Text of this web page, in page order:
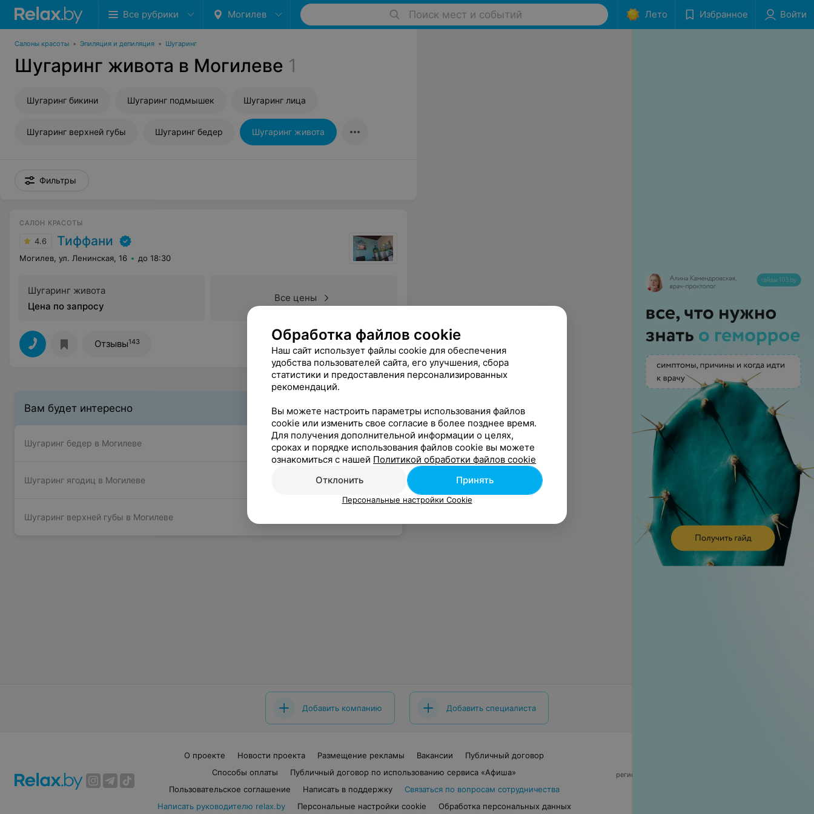
Все рубрики Могилев Поиск мест и событий Лето Избранное Войти
Салоны красоты • Эпиляция и депиляция • Шугаринг
Шугаринг живота в Могилеве 1
Шугаринг бикини Шугаринг подмышек Шугаринг лица
Шугаринг верхней губы Шугаринг бедер Шугаринг живота
Фильтры
САЛОН КРАСОТЫ
4.6 Тиффани
Могилев, ул. Ленинская, 16 до 18:30
Шугаринг живота
Цена по запросу
Все цены
Отзывы143
Вам будет интересно
Шугаринг бедер в Могилеве
Шугаринг ягодиц в Могилеве
Шугаринг верхней губы в Могилеве
Добавить компанию Добавить специалиста
О проекте Новости проекта Размещение рекламы Вакансии
Публичный договор
Способы оплаты
Публичный договор по использованию сервиса «Афиша»
Пользовательское соглашение
Написать в поддержку
Связаться по вопросам сотрудничества
Написать руководителю relax.by
Персональные настройки cookie Обработка персональных данных
регистрирующий орган - Минский горисполком
Обработка файлов cookie
Наш сайт использует файлы cookie для обеспечения
удобства пользователей сайта, его улучшения, сбора
статистики и предоставления персонализированных
рекомендаций.
Вы можете настроить параметры использования файлов
cookie или изменить свое согласие в более позднее время.
Для получения дополнительной информации о целях,
сроках и порядке использования файлов cookie вы можете
ознакомиться с нашей Политикой обработки файлов cookie
Отклонить
Принять
Персональные настройки Cookie